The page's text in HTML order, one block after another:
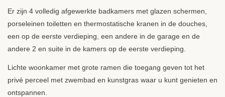
Er zijn 4 volledig afgewerkte badkamers met glazen schermen,
porseleinen toiletten en thermostatische kranen in de douches,
een op de eerste verdieping, een andere in de garage en de
andere 2 en suite in de kamers op de eerste verdieping.
Lichte woonkamer met grote ramen die toegang geven tot het
privé perceel met zwembad en kunstgras waar u kunt genieten en
ontspannen.